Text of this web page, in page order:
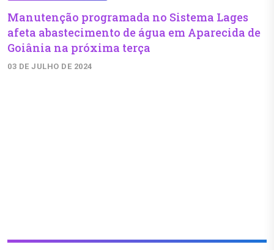
Manutenção programada no Sistema Lages
afeta abastecimento de água em Aparecida de
Goiânia na próxima terça
03 DE JULHO DE 2024